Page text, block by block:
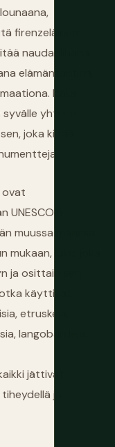
firenzeläinen
naudanlihana.
elämäntahtina,
Italia
yhteen
joka kiitää
ovat
muussa maassa
luku, joka
ja osittain sen
käyttivät
etruskeja,
langobardeja,
jättivät
ja